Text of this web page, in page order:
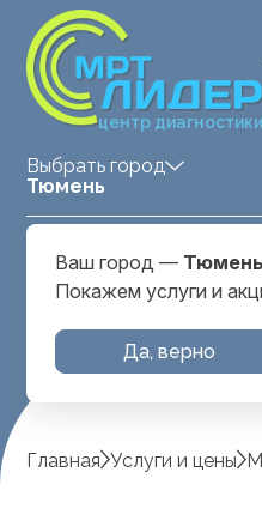
центр диагностики
Выбрать город
Тюмень
Тюмень
Ваш город — Тюмень
Покажем услуги и
Да, верно
Главная Услуги и цены